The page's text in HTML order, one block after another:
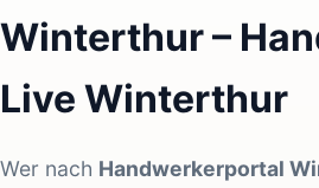
Winterthur –
Live Winterthur
Wer nach Handwerkerportal